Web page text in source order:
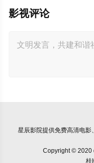
影视评论
星辰影院提供免费高清电影
Copyright © 2020
桂